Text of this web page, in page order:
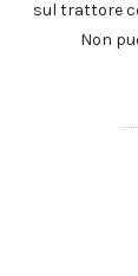
sul trattore
Non